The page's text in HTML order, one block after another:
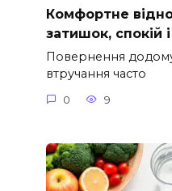
Комфортне
затишок, спокій
Повернення
втручання часто
0 9